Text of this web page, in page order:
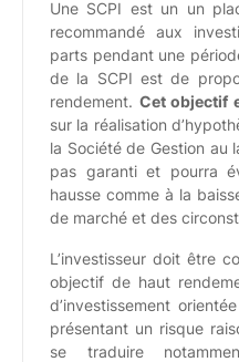
Une SCPI est un un
recommandé aux
parts pendant une
de la SCPI est de
rendement. Cet objectif
sur la réalisation
la Société de Gestion au
pas garanti et pourra
hausse comme à la
de marché et des
L’investisseur doit être
objectif de haut
d’investissement
présentant un risque
se traduire